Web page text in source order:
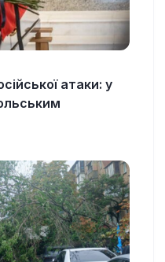
атаки: у